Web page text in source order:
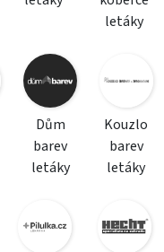
letáky
Dům
barev
letáky
Kouzlo
barev
letáky